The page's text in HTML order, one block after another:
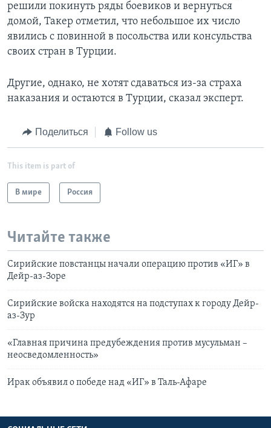
решили покинуть ряды боевиков и вернуться
домой, Такер отметил, что небольшое их число
явились с повинной в посольства или консульства
своих стран в Турции.
Другие, однако, не хотят сдаваться из-за страха
наказания и остаются в Турции, сказал эксперт.
Поделиться Follow us
This item is part of
В мире Россия
Читайте также
Сирийские повстанцы начали операцию против «ИГ» в
Дейр-аз-Зоре
Сирийские войска находятся на подступах к городу Дейр-
аз-Зур
«Главная причина предубеждения против мусульман –
неосведомленность»
Ирак объявил о победе над «ИГ» в Таль-Афаре